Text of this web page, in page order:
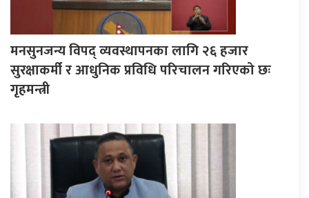
मनसुनजन्य विपद् व्यवस्थापनका लागि २६ हजार
सुरक्षाकर्मी र आधुनिक प्रविधि परिचालन गरिएको छः
गृहमन्त्री